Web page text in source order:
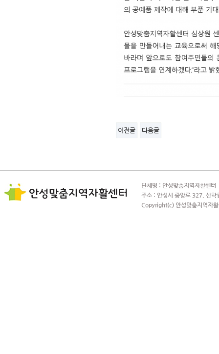
이전글 다음글
단체명 : 안성맞춤지역자활센
주소 : 안성시 중앙로 327, 산
Copyright(c) 안성맞춤지역